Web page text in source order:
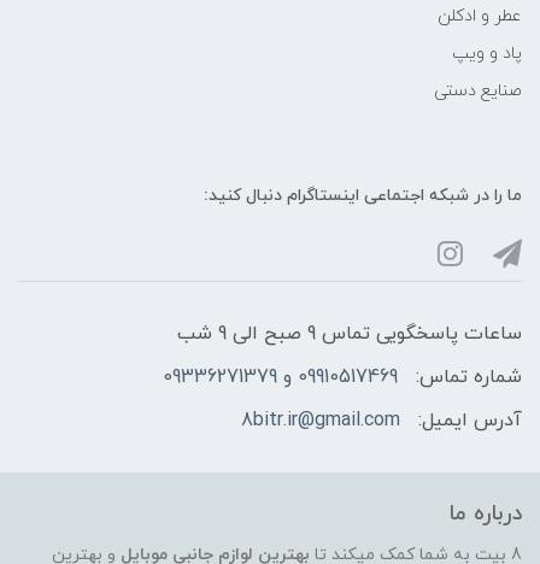
عطر و ادکلن
پاد و ویپ
صنایع دستی
ما را در شبکه‌ اجتماعی اینستاگرام دنبال کنید:
ساعات پاسخگویی تماس 9 صبح الی 9 شب
شماره تماس:
09910517469 و 09336271379
آدرس ایمیل:
8bitr.ir@gmail.com
درباره ما
8 بیت به شما کمک میکند تا بهترین لوازم جانبی موبایل و بهترین